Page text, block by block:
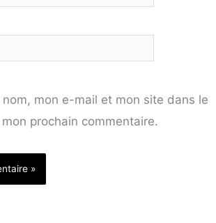
nom, mon e-mail et mon site dans le
prochain commentaire.